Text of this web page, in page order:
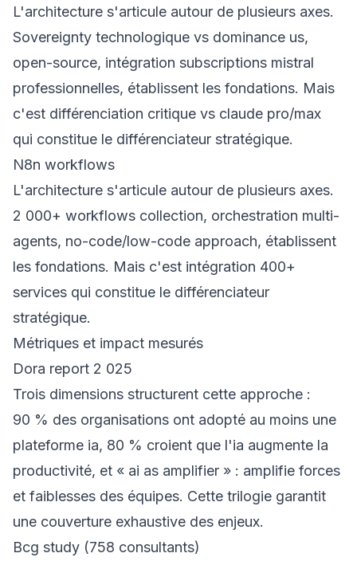
L'architecture s'articule autour de plusieurs axes.
Sovereignty technologique vs dominance us,
open-source, intégration subscriptions mistral
professionnelles, établissent les fondations. Mais
c'est différenciation critique vs claude pro/max
qui constitue le différenciateur stratégique.
N8n workflows
L'architecture s'articule autour de plusieurs axes.
2 000+ workflows collection, orchestration multi-
agents, no-code/low-code approach, établissent
les fondations. Mais c'est intégration 400+
services qui constitue le différenciateur
stratégique.
Métriques et impact mesurés
Dora report 2 025
Trois dimensions structurent cette approche :
90 % des organisations ont adopté au moins une
plateforme ia, 80 % croient que l'ia augmente la
productivité, et « ai as amplifier » : amplifie forces
et faiblesses des équipes. Cette trilogie garantit
une couverture exhaustive des enjeux.
Bcg study (758 consultants)